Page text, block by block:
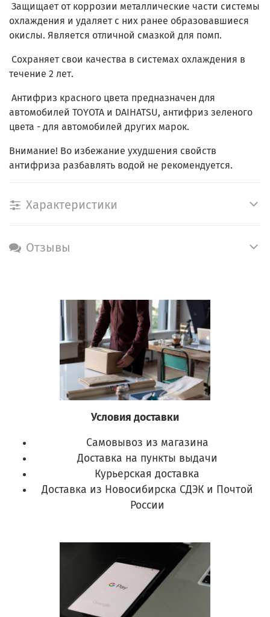
Защищает от коррозии металлические части системы
охлаждения и удаляет с них ранее образовавшиеся
окислы. Является отличной смазкой для помп.
Сохраняет свои качества в системах охлаждения в
течение 2 лет.
Антифриз красного цвета предназначен для
автомобилей TOYOTA и DAIHATSU, антифриз зеленого
цвета - для автомобилей других марок.
Внимание! Во избежание ухудшения свойств
антифриза разбавлять водой не рекомендуется.
Характеристики
Отзывы
Условия доставки
Самовывоз из магазина
Доставка на пункты выдачи
Курьерская доставка
Доставка из Новосибирска СДЭК и Почтой
России